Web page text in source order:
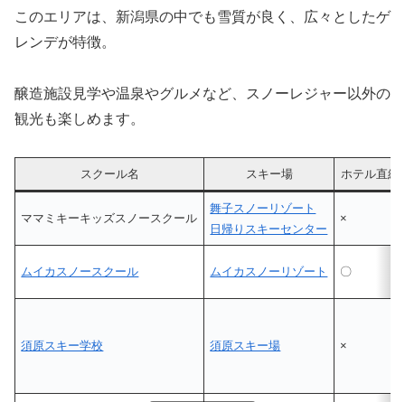
このエリアは、新潟県の中でも雪質が良く、広々としたゲ
レンデが特徴。
醸造施設見学や温泉やグルメなど、スノーレジャー以外の
観光も楽しめます。
スクール名 スキー場 ホテル直結
ママミキーキッズスノースクール
舞子スノーリゾート
日帰りスキーセンター
×
ムイカスノースクール ムイカスノーリゾート 〇
須原スキー学校 須原スキー場 ×